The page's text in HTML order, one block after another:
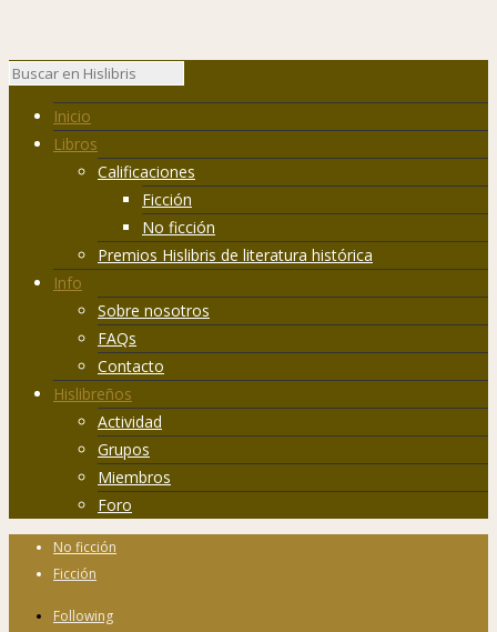
Inicio
Libros
Calificaciones
Ficción
No ficción
Premios Hislibris de literatura histórica
Info
Sobre nosotros
FAQs
Contacto
Hislibreños
Actividad
Grupos
Miembros
Foro
No ficción
Ficción
Following